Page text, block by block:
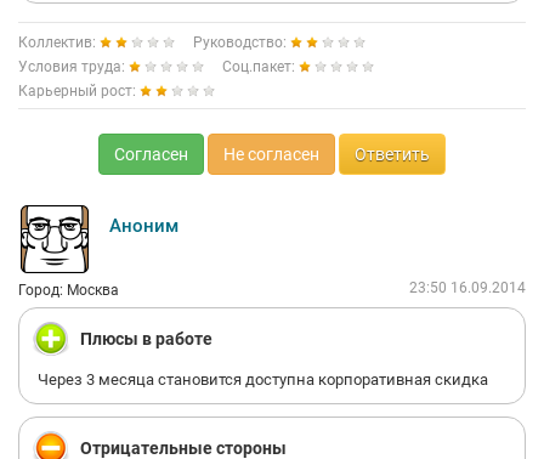
Коллектив:
Руководство:
Условия труда:
Соц.пакет:
Карьерный рост:
Согласен Не согласен Ответить
Аноним
Город: Москва 23:50 16.09.2014
Плюсы в работе
Через 3 месяца становится доступна корпоративная скидка
Отрицательные стороны